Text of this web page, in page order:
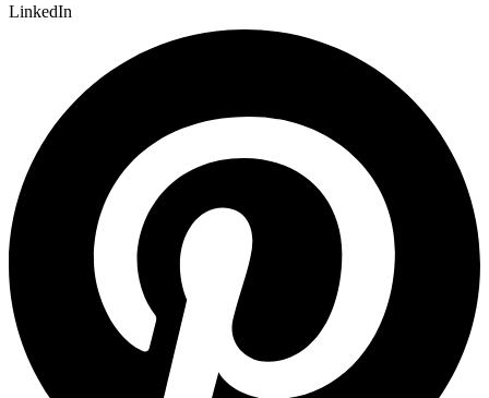
LinkedIn